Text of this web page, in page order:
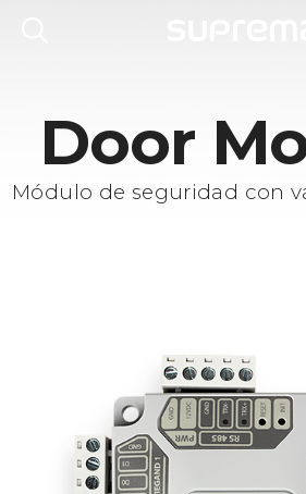
Door
Módulo de seguridad con